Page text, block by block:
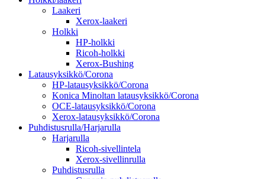
Laakeri
Xerox-laakeri
Holkki
HP-holkki
Ricoh-holkki
Xerox-Bushing
Latausyksikkö/Corona
HP-latausyksikkö/Corona
Konica Minoltan latausyksikkö/Corona
OCE-latausyksikkö/Corona
Xerox-latausyksikkö/Corona
Puhdistusrulla/Harjarulla
Harjarulla
Ricoh-sivellintela
Xerox-sivellinrulla
Puhdistusrulla